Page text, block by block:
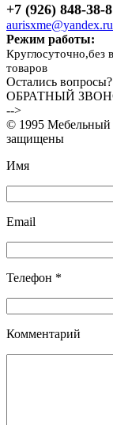
+7 (926) 848-
aurisxme@yandex.ru
Режим работы:
Круглосуточно,без
товаров
Остались вопросы?
ОБРАТНЫЙ
-->
© 1995 Мебельный
защищены
Имя
Email
Телефон *
Комментарий